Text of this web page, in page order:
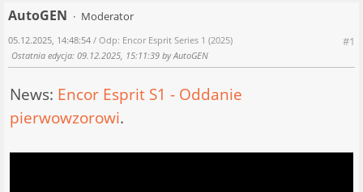
AutoGEN
Moderator
#1
05.12.2025, 14:48:54 / Odp: Encor Esprit Series 1 (2025)
Ostatnia edycja: 09.12.2025, 15:11:39 by AutoGEN
News: Encor Esprit S1 - Oddanie
pierwowzorowi.